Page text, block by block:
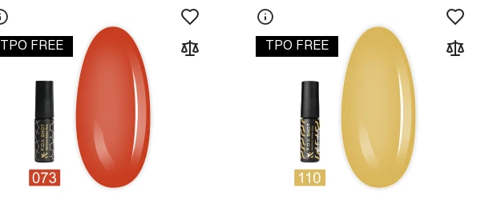
TPO FREE TPO FREE